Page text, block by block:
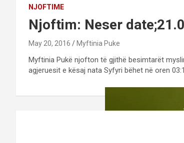
NJOFTIME
Njoftim: Neser
May 20, 2016 Myftinia Puke
Myftinia Pukë njofton të gjithë besimtarët
agjeruesit e kësaj nata Syfyri bëhet në oren